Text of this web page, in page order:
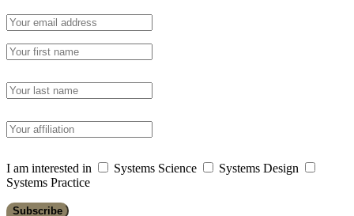
I am interested in Systems Science
Systems Design
Systems Practice